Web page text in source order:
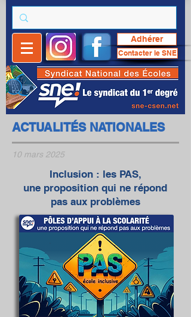
Adhérer
Contacter le SNE
ACTUALITÉS NATIONALES
10 mars 2025
Inclusion : les PAS,
une proposition qui ne répond
pas aux problèmes